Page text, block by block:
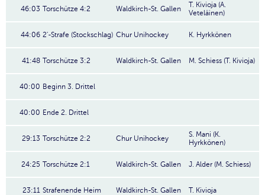
46:03 Torschütze 4:2 Waldkirch-St. Gallen
T. Kivioja (A.
Veteläinen)
44:06 2'-Strafe (Stockschlag) Chur Unihockey K. Hyrkkönen
41:48 Torschütze 3:2 Waldkirch-St. Gallen M. Schiess (T. Kivioja)
40:00 Beginn 3. Drittel
40:00 Ende 2. Drittel
29:13 Torschütze 2:2 Chur Unihockey
S. Mani (K.
Hyrkkönen)
24:25 Torschütze 2:1 Waldkirch-St. Gallen J. Alder (M. Schiess)
23:11 Strafenende Heim Waldkirch-St. Gallen T. Kivioja